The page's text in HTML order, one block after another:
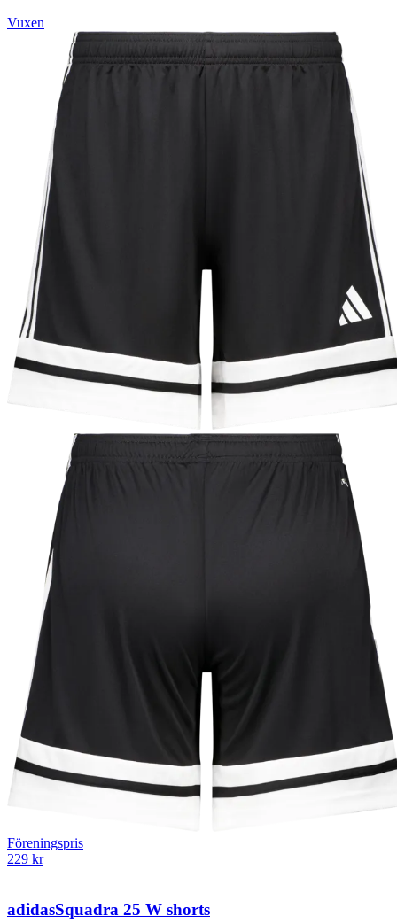
Vuxen
Föreningspris
229 kr
adidasSquadra 25 W shorts